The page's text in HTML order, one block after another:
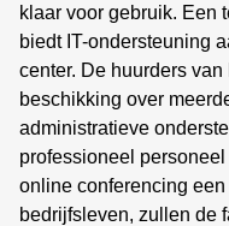
klaar voor gebruik. Een
biedt IT-ondersteuning
center. De huurders
beschikking over
administratieve
professioneel
online conferencing
bedrijfsleven, zullen de